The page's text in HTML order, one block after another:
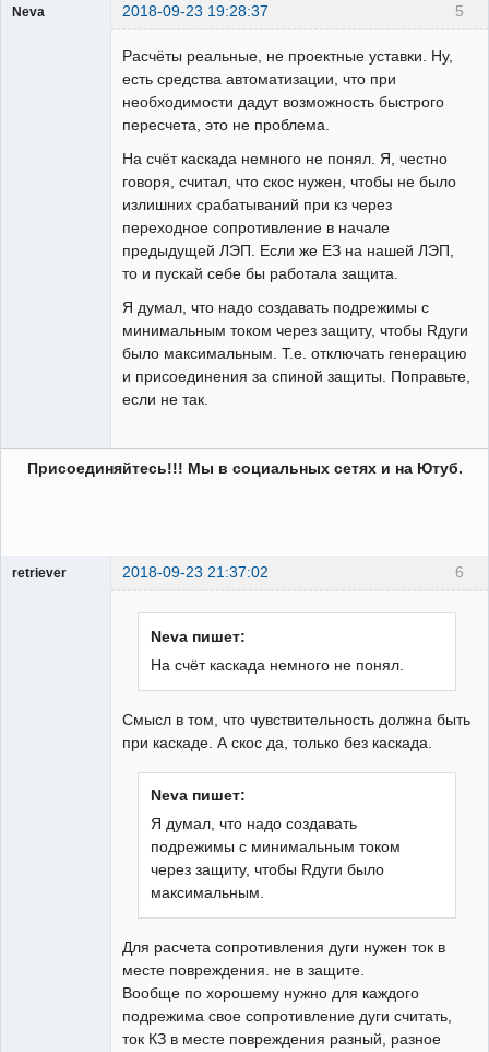
5
Neva 2018-09-23 19:28:37
Расчёты реальные, не проектные уставки. Ну,
есть средства автоматизации, что при
необходимости дадут возможность быстрого
пересчета, это не проблема.
На счёт каскада немного не понял. Я, честно
говоря, считал, что скос нужен, чтобы не было
излишних срабатываний при кз через
переходное сопротивление в начале
предыдущей ЛЭП. Если же ЕЗ на нашей ЛЭП,
то и пускай себе бы работала защита.
Я думал, что надо создавать подрежимы с
минимальным током через защиту, чтобы Rдуги
было максимальным. Т.е. отключать генерацию
и присоединения за спиной защиты. Поправьте,
если не так.
Присоединяйтесь!!! Мы в социальных сетях и на Ютуб.
6
retriever 2018-09-23 21:37:02
Neva пишет:
На счёт каскада немного не понял.
Смысл в том, что чувствительность должна быть
при каскаде. А скос да, только без каскада.
Neva пишет:
Я думал, что надо создавать
подрежимы с минимальным током
через защиту, чтобы Rдуги было
максимальным.
Для расчета сопротивления дуги нужен ток в
месте повреждения. не в защите.
Вообще по хорошему нужно для каждого
подрежима свое сопротивление дуги считать,
ток КЗ в месте повреждения разный, разное